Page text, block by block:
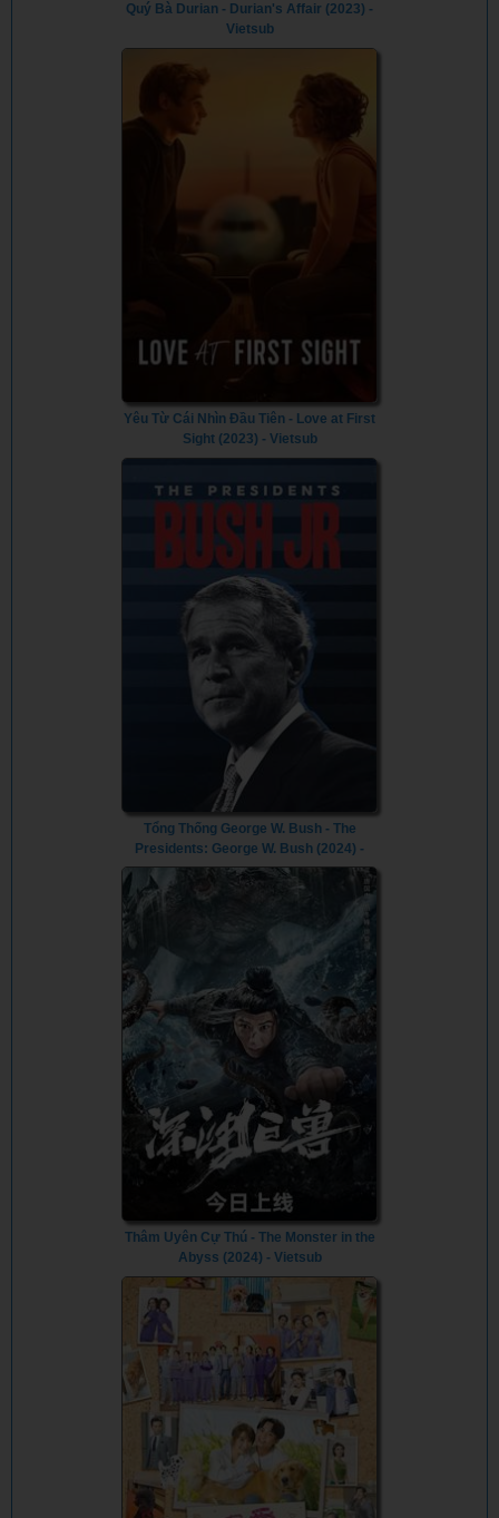
Quý Bà Durian - Durian's Affair (2023) -
Vietsub
Yêu Từ Cái Nhìn Đầu Tiên - Love at First
Sight (2023) - Vietsub
Tổng Thống George W. Bush - The
Presidents: George W. Bush (2024) -
Vietsub
Thâm Uyên Cự Thú - The Monster in the
Abyss (2024) - Vietsub